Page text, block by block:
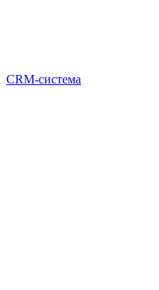
CRM-система